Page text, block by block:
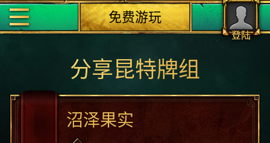
登陆
免费游玩
分享昆特牌组
沼泽果实